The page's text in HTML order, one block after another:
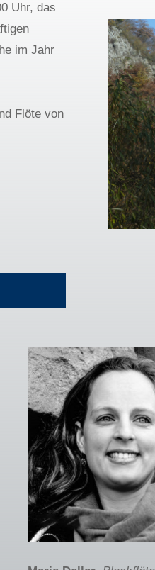
Uhr, das
im Jahr
Flöte von